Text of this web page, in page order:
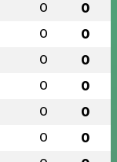
0 0
0 0
0 0
0 0
0 0
0 0